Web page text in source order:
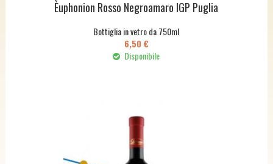
Èuphonion Rosso Negroamaro IGP Puglia
Bottiglia in vetro da 750ml
6,50 €
Disponibile